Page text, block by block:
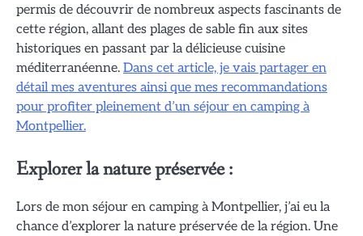
permis de découvrir de nombreux aspects fascinants de
cette région, allant des plages de sable fin aux sites
historiques en passant par la délicieuse cuisine
méditerranéenne. Dans cet article, je vais partager en
détail mes aventures ainsi que mes recommandations
pour profiter pleinement d’un séjour en camping à
Montpellier.
Explorer la nature préservée :
Lors de mon séjour en camping à Montpellier, j’ai eu la
chance d’explorer la nature préservée de la région. Une